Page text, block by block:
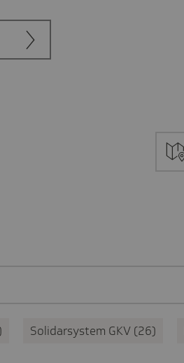
Solidarsystem GKV 26